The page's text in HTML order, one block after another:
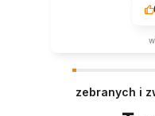
zebranych i